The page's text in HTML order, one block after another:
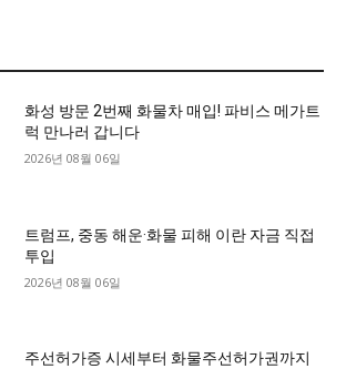
화성 방문 2번째 화물차 매입! 파비스 메가트
럭 만나러 갑니다
2026년 08월 06일
트럼프, 중동 해운·화물 피해 이란 자금 직접
투입
2026년 08월 06일
주선허가증 시세부터 화물주선허가권까지